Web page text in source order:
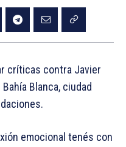
críticas contra Javier
Blanca, ciudad
emocional tenés con